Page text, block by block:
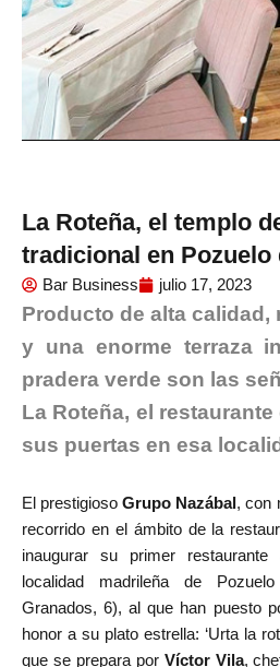
La Roteña, el templo
tradicional en Pozuelo
Bar Business julio 17, 2023
Producto de alta calidad,
y una enorme terraza
pradera verde son las
La Roteña, el
sus puertas en esa
El prestigiosoGrupo Nazábal, con
recorrido en el ámbito de la
inaugurar su primer
localidad madrileña de
Granados, 6), al que han puesto
honor a su plato estrella: ‘Urta la
que se prepara por Víctor Vila,